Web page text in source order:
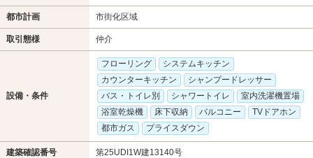
都市計画 市街化区域
取引態様 仲介
設備・条件
フローリング
システムキッチン
カウンターキッチン
シャンプードレッサー
バス・トイレ別
シャワートイレ
室内洗濯機置場
浴室乾燥機
床下収納 バルコニー
TVドアホン
都市ガス
プライスダウン
建築確認番号 第25UDI1W建13140号